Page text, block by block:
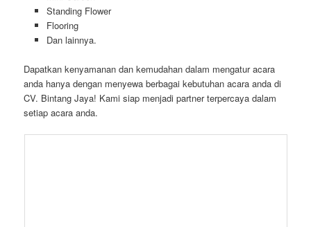
Standing Flower
Flooring
Dan lainnya.
Dapatkan kenyamanan dan kemudahan dalam mengatur acara
anda hanya dengan menyewa berbagai kebutuhan acara anda di
CV. Bintang Jaya! Kami siap menjadi partner terpercaya dalam
setiap acara anda.